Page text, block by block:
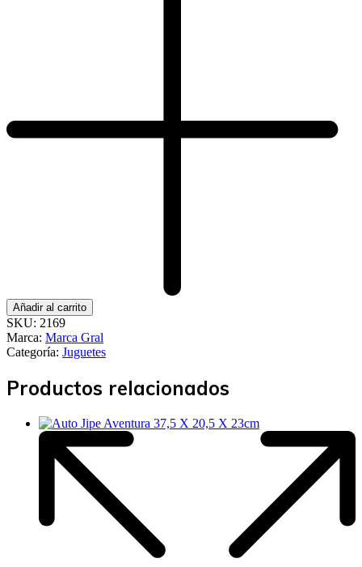
Añadir al carrito
SKU: 2169
Marca: Marca Gral
Categoría: Juguetes
Productos relacionados